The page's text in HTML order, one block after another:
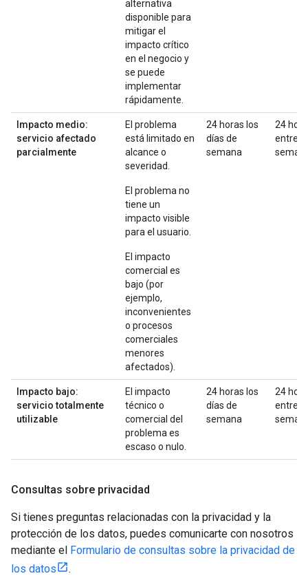
alternativa
disponible para
mitigar el
impacto crítico
en el negocio y
se puede
implementar
rápidamente.
Impacto medio:
servicio afectado
parcialmente
El problema
está limitado en
alcance o
severidad.
El problema no
tiene un
impacto visible
para el usuario.
El impacto
comercial es
bajo (por
ejemplo,
inconvenientes
o procesos
comerciales
menores
afectados).
24 horas los
días de
semana
24
entre
Impacto bajo:
servicio totalmente
utilizable
El impacto
técnico o
comercial del
problema es
escaso o nulo.
24 horas los
días de
semana
24
entre
Consultas sobre privacidad
Si tienes preguntas relacionadas con la privacidad y la
protección de los datos, puedes comunicarte con nosotros
mediante el Formulario de consultas sobre la privacidad de
los datos
.